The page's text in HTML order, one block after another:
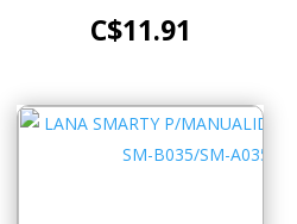
C$11.91